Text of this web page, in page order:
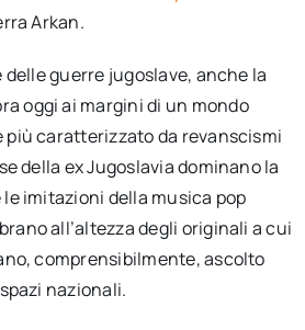
Arkan.
guerre jugoslave, anche la
oggi ai margini di un mondo
più caratterizzato da revanscismi
della ex Jugoslavia dominano la
imitazioni della musica pop
all’altezza degli originali a cui
comprensibilmente, ascolto
nazionali.